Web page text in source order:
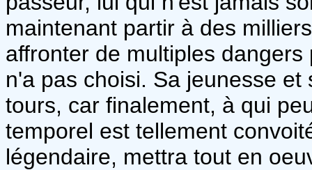
maintenant partir à des
affronter de multiples
n'a pas choisi. Sa jeunesse
tours, car finalement, à qui
temporel est tellement
légendaire, mettra tout en